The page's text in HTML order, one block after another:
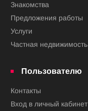
Знакомства
Предложения работы
Услуги
Частная недвижимость
Пользователю
Контакты
Вход в личный кабинет